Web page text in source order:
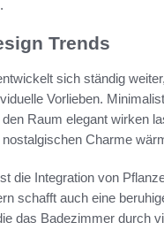
Trends
sich ständig
Vorlieben.
Raum elegant wirken
Charme
die Integration von
schafft auch eine
das Badezimmer durch